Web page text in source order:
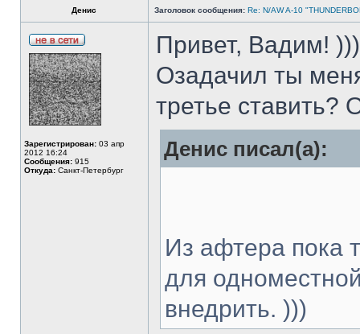
Денис Заголовок сообщения: Re: N/AW A-10
Зарегистрирован: 03 апр
2012 16:24
Сообщения: 915
Откуда: Санкт-Петербург
Привет, Вадим! )))
Озадачил ты
третье
Денис писал(а):
Из афтера пока
для
внедрить. )))